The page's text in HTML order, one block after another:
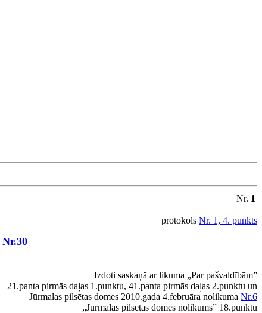
Nr. 1
protokols Nr. 1, 4. punkts
Nr.30
Izdoti saskaņā ar likuma „Par pašvaldībām”
21.panta pirmās daļas 1.punktu, 41.panta pirmās daļas 2.punktu un
Jūrmalas pilsētas domes 2010.gada 4.februāra nolikuma Nr.6
„Jūrmalas pilsētas domes nolikums” 18.punktu